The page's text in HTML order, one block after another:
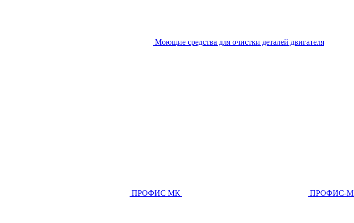
Моющие средства для очистки деталей двигателя
ПРОФИС МК ПРОФИС-М